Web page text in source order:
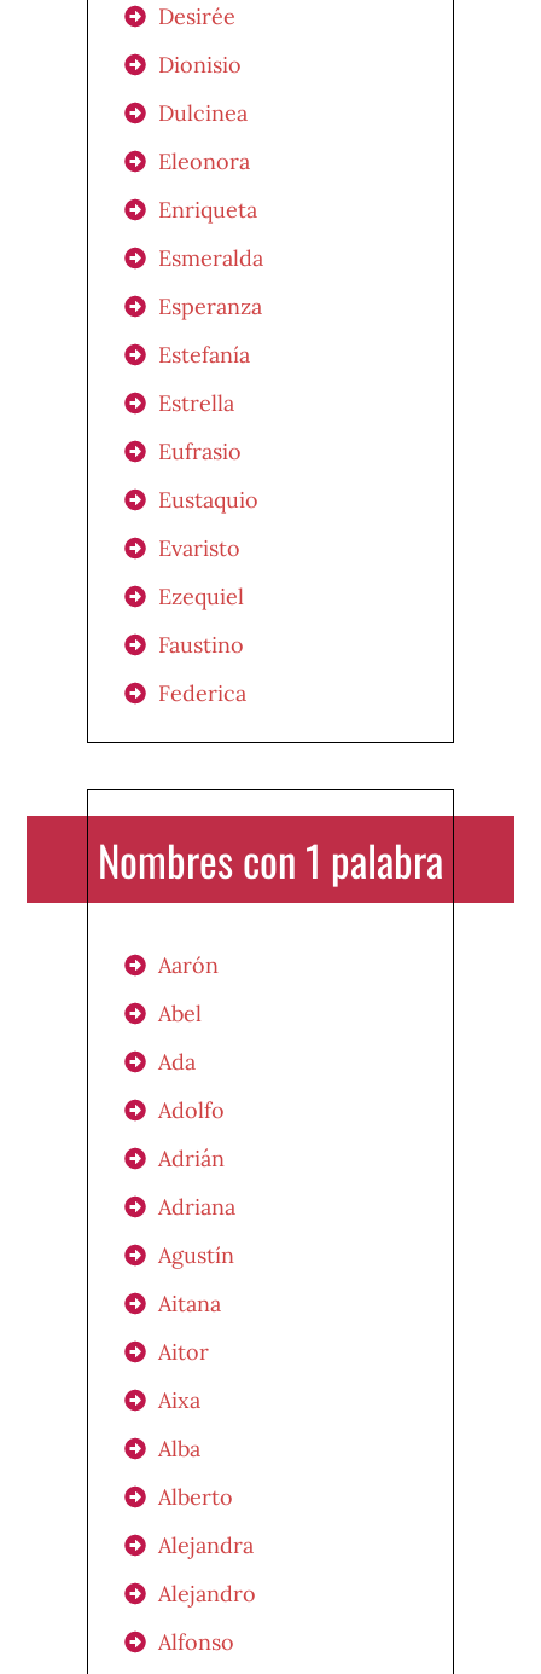
Desirée
Dionisio
Dulcinea
Eleonora
Enriqueta
Esmeralda
Esperanza
Estefanía
Estrella
Eufrasio
Eustaquio
Evaristo
Ezequiel
Faustino
Federica
Nombres con 1 palabra
Aarón
Abel
Ada
Adolfo
Adrián
Adriana
Agustín
Aitana
Aitor
Aixa
Alba
Alberto
Alejandra
Alejandro
Alfonso